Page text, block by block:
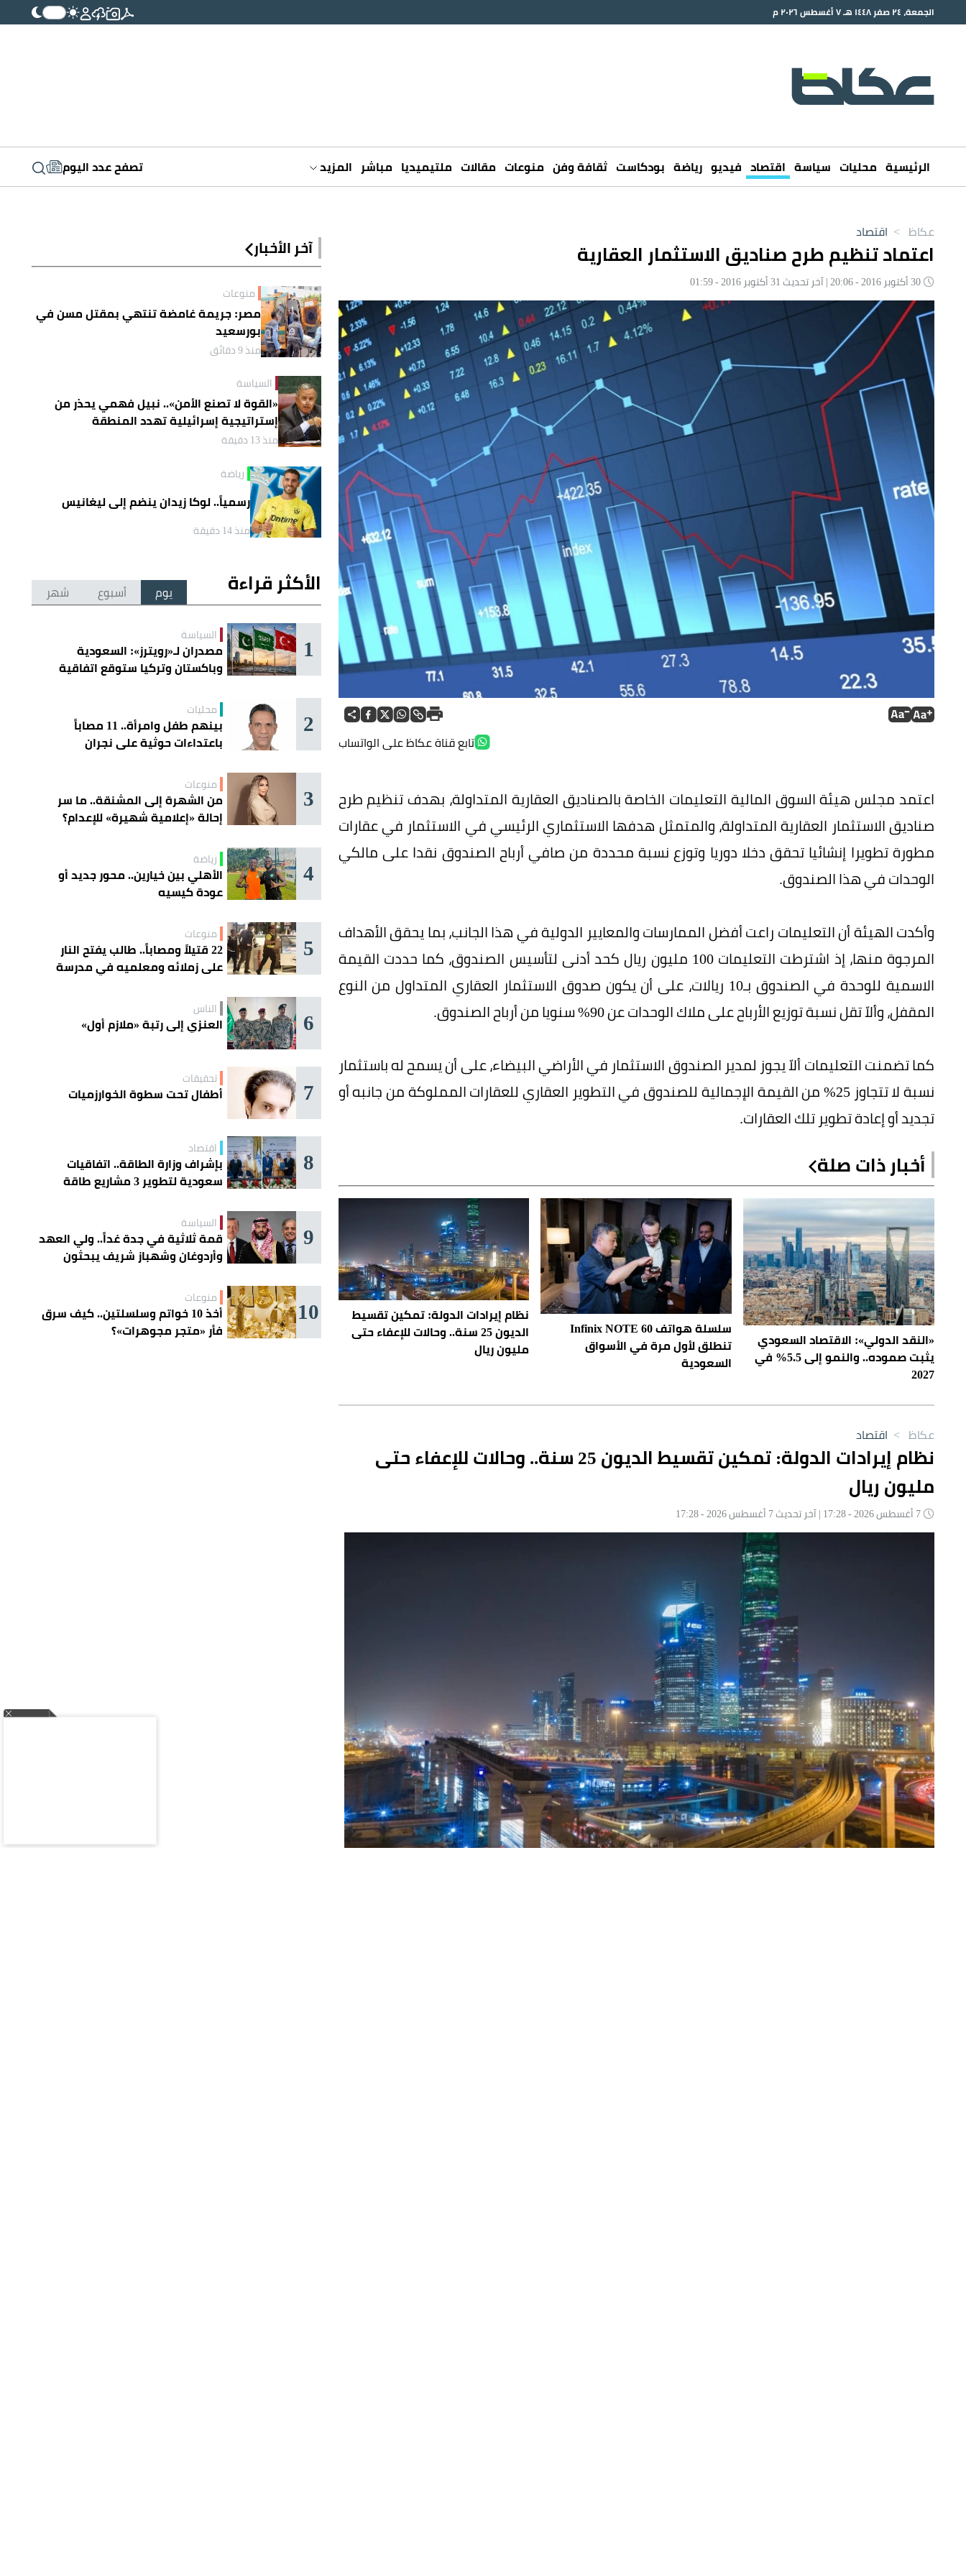
الجمعة، ٢٤ صفر ١٤٤٨ هـ ٧ أغسطس ٢٠٢٦ م
الرئيسية محليات سياسة اقتصاد فيديو رياضة بودكاست ثقافة وفن منوعات مقالات ملتيميديا مباشر المزيد تصفح عدد اليوم
عكاظ > اقتصاد
اعتماد تنظيم طرح صناديق الاستثمار العقارية
تابع قناة عكاظ على الواتساب
اعتمد مجلس هيئة السوق المالية التعليمات الخاصة بالصناديق العقارية المتداولة، بهدف تنظيم طرح
صناديق الاستثمار العقارية المتداولة، والمتمثل هدفها الاستثماري الرئيسي في الاستثمار في عقارات
مطورة تطويرا إنشائيا تحقق دخلا دوريا وتوزع نسبة محددة من صافي أرباح الصندوق نقدا على مالكي
الوحدات في هذا الصندوق.
وأكدت الهيئة أن التعليمات راعت أفضل الممارسات والمعايير الدولية في هذا الجانب، بما يحقق الأهداف
المرجوة منها، إذ اشترطت التعليمات 100 مليون ريال كحد أدنى لتأسيس الصندوق، كما حددت القيمة
الاسمية للوحدة في الصندوق بـ10 ريالات، على أن يكون صدوق الاستثمار العقاري المتداول من النوع
المقفل، وألاّ تقل نسبة توزيع الأرباح على ملاك الوحدات عن 90% سنويا من أرباح الصندوق.
كما تضمنت التعليمات ألاّ يجوز لمدير الصندوق الاستثمار في الأراضي البيضاء، على أن يسمح له باستثمار
نسبة لا تتجاوز 25% من القيمة الإجمالية للصندوق في التطوير العقاري للعقارات المملوكة من جانبه أو
تجديد أو إعادة تطوير تلك العقارات.
أخبار ذات صلة
«النقد الدولي»: الاقتصاد السعودي
يثبت صموده.. والنمو إلى 5.5% في
2027
سلسلة هواتف Infinix NOTE 60
تنطلق لأول مرة في الأسواق
السعودية
نظام إيرادات الدولة: تمكين تقسيط
الديون 25 سنة.. وحالات للإعفاء حتى
مليون ريال
آخر الأخبار
منوعات
مصر: جريمة غامضة تنتهي بمقتل مسن في
بورسعيد
منذ 9 دقائق
السياسة
«القوة لا تصنع الأمن».. نبيل فهمي يحذر من
إستراتيجية إسرائيلية تهدد المنطقة
منذ 13 دقيقة
رياضة
رسمياً.. لوكا زيدان ينضم إلى ليغانيس
منذ 14 دقيقة
الأكثر قراءة يوم أسبوع شهر
1 السياسة
مصدران لـ«رويترز»: السعودية
وباكستان وتركيا ستوقع اتفاقية
2 محليات
بينهم طفل وامرأة.. 11 مصاباً
باعتداءات حوثية على نجران
3 منوعات
من الشهرة إلى المشنقة.. ما سر
إحالة «إعلامية شهيرة» للإعدام؟
4 رياضة
الأهلي بين خيارين.. محور جديد أو
عودة كيسيه
5 منوعات
22 قتيلاً ومصاباً.. طالب يفتح النار
على زملائه ومعلميه في مدرسة
6 الناس
العنزي إلى رتبة «ملازم أول»
7 تحقيقات
أطفال تحت سطوة الخوارزميات
8 اقتصاد
بإشراف وزارة الطاقة.. اتفاقيات
سعودية لتطوير 3 مشاريع طاقة
9 السياسة
قمة ثلاثية في جدة غداً.. ولي العهد
وأردوغان وشهباز شريف يبحثون
10 منوعات
أخذ 10 خواتم وسلسلتين.. كيف سرق
فأر «متجر مجوهرات»؟
عكاظ > اقتصاد
نظام إيرادات الدولة: تمكين تقسيط الديون 25 سنة.. وحالات للإعفاء حتى
مليون ريال